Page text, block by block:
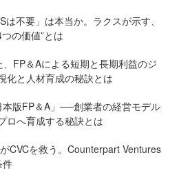
は不要」は本当か。ラクスが示す、
の価値”とは
FP＆Aによる短期と長期利益のジ
化と人材育成の秘訣とは
版FP＆A」──創業者の経営モデル
ロへ育成する秘訣とは
CVCを救う。Counterpart Ventures
件